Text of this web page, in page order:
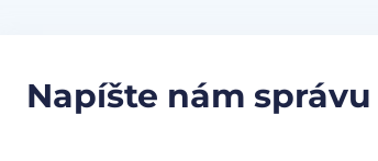
Napíšte nám správu